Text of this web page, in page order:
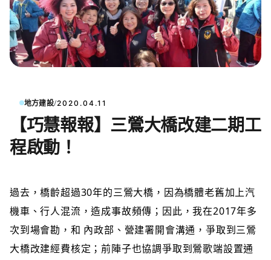
地方建設/2020.04.11
【巧慧報報】三鶯大橋改建二期工
程啟動！
過去，橋齡超過30年的三鶯大橋，因為橋體老舊加上汽
機車、行人混流，造成事故頻傳；因此，我在2017年多
次到場會勘，和 內政部、營建署開會溝通，爭取到三鶯
大橋改建經費核定；前陣子也協調爭取到鶯歌端設置通